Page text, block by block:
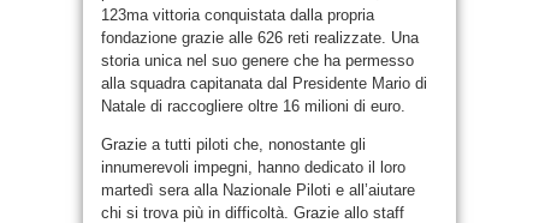
123ma vittoria conquistata dalla propria
fondazione grazie alle 626 reti realizzate. Una
storia unica nel suo genere che ha permesso
alla squadra capitanata dal Presidente Mario di
Natale di raccogliere oltre 16 milioni di euro.
Grazie a tutti piloti che, nonostante gli
innumerevoli impegni, hanno dedicato il loro
martedì sera alla Nazionale Piloti e all’aiutare
chi si trova più in difficoltà. Grazie allo staff